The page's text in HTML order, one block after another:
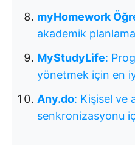
myHomework
akademik
MyStudyLife:
yönetmek için en
Any.do: Kişisel ve
senkronizasyonu